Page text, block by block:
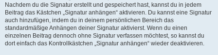
Nachdem du die Signatur erstellt und gespeichert hast, kannst du in jedem
Beitrag das Kästchen „Signatur anhängen“ aktivieren. Du kannst eine Signatur
auch hinzufügen, indem du in deinem persönlichen Bereich das
standardmäßige Anhängen deiner Signatur aktivierst. Wenn du einen
einzelnen Beitrag dennoch ohne Signatur verfassen möchtest, so kannst du
dort einfach das Kontrollkästchen „Signatur anhängen“ wieder deaktivieren.